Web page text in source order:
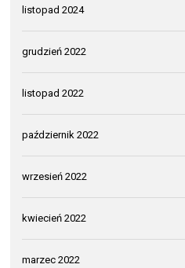
listopad 2024
grudzień 2022
listopad 2022
październik 2022
wrzesień 2022
kwiecień 2022
marzec 2022